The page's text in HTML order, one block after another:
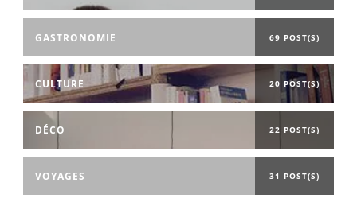
GASTRONOMIE 69 POST(S)
CULTURE 20 POST(S)
DÉCO 22 POST(S)
VOYAGES 31 POST(S)